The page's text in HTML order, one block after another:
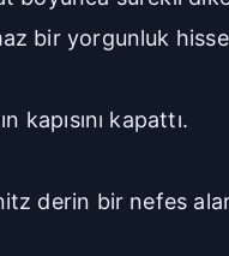
bir yorgunluk
kapısını kapattı.
derin bir nefes